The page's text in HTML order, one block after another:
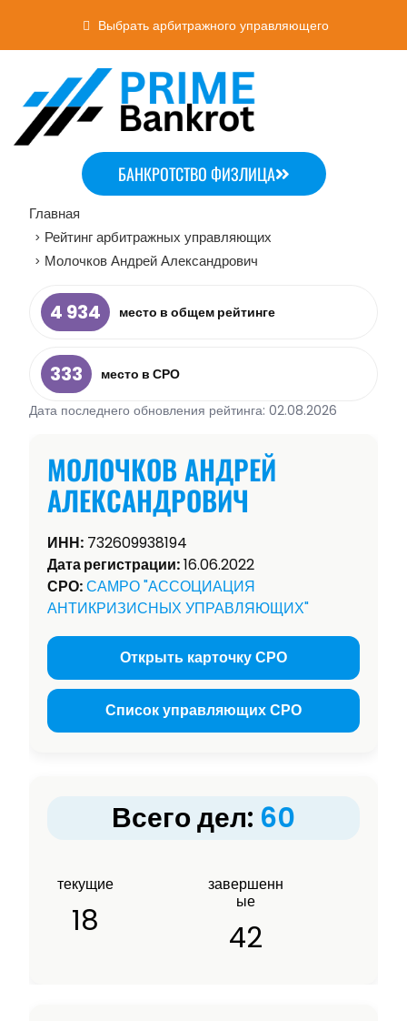
Выбрать арбитражного управляющего
БАНКРОТСТВО ФИЗЛИЦА
Главная
> Рейтинг арбитражных управляющих
> Молочков Андрей Александрович
4 934 место в общем рейтинге
333
место в СРО
Дата последнего обновления рейтинга: 02.08.2026
МОЛОЧКОВ АНДРЕЙ
АЛЕКСАНДРОВИЧ
ИНН: 732609938194
Дата регистрации:16.06.2022
СРО:САМРО "АССОЦИАЦИЯ
АНТИКРИЗИСНЫХ УПРАВЛЯЮЩИХ"
Открыть карточку СРО
Список управляющих СРО
Всего дел: 60
текущие
18
завершенн
ые
42